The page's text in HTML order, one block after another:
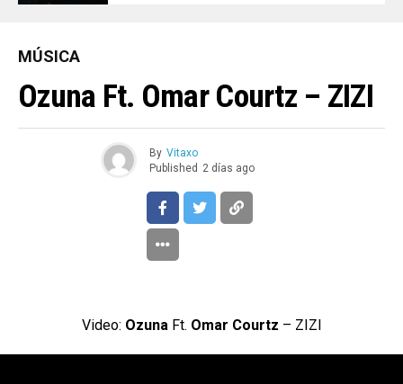
MÚSICA
Ozuna Ft. Omar Courtz – ZIZI
By Vitaxo
Published 2 días ago
Video: Ozuna Ft. Omar Courtz – ZIZI